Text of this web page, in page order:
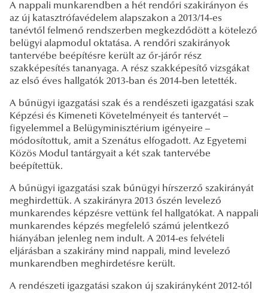
A nappali munkarendben a hét rendőri szakirányon és
az új katasztrófavédelem alapszakon a 2013/14-es
tanévtől felmenő rendszerben megkezdődött a kötelező
belügyi alapmodul oktatása. A rendőri szakirányok
tantervébe beépítésre került az őr-járőr rész
szakképesítés tananyaga. A rész szakképesítő vizsgákat
az első éves hallgatók 2013-ban és 2014-ben letették.
A bűnügyi igazgatási szak és a rendészeti igazgatási szak
Képzési és Kimeneti Követelményeit és tantervét –
figyelemmel a Belügyminisztérium igényeire –
módosítottuk, amit a Szenátus elfogadott. Az Egyetemi
Közös Modul tantárgyait a két szak tantervébe
beépítettük.
A bűnügyi igazgatási szak bűnügyi hírszerző szakirányát
meghirdettük. A szakirányra 2013 őszén levelező
munkarendes képzésre vettünk fel hallgatókat. A nappali
munkarendes képzés megfelelő számú jelentkező
hiányában jelenleg nem indult. A 2014-es felvételi
eljárásban a szakirány mind nappali, mind levelező
munkarendben meghirdetésre került.
A rendészeti igazgatási szakon új szakirányként 2012-től